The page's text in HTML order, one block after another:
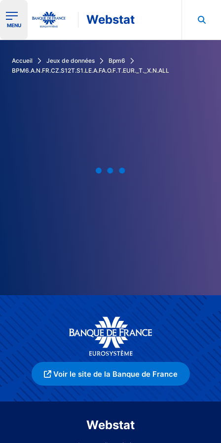
Ouvrir le menu de navigation
MENU Webstat
Accueil Jeux de données
Bpm6
BPM6.A.N.FR.CZ.S12T.S1.LE.A.FA.O.F.T.EUR._T._X.N.ALL
Voir le site de la Banque de France
Webstat